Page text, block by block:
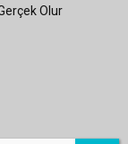
Olur